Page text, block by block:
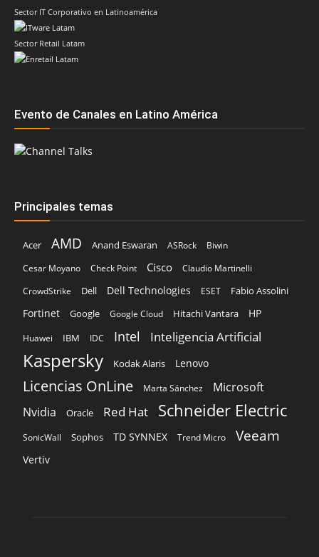
Sector IT Corporativo en Latinoamérica
Sector Retail Latam
Evento de Canales en Latino América
Principales temas
Acer AMD Anand Eswaran ASRock
Biwin
Cesar Moyano
Check Point Cisco
Claudio Martinelli
CrowdStrike
Dell Dell Technologies ESET Fabio Assolini
Fortinet Google Google Cloud Hitachi Vantara HP
Huawei IBM IDC Intel Inteligencia Artificial
Kaspersky Kodak Alaris Lenovo
Licencias OnLine Marta Sánchez
Microsoft
Nvidia
Oracle Red Hat Schneider Electric
SonicWall Sophos TD SYNNEX Trend Micro Veeam
Vertiv